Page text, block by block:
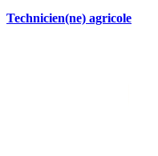
Technicien(ne) agricole